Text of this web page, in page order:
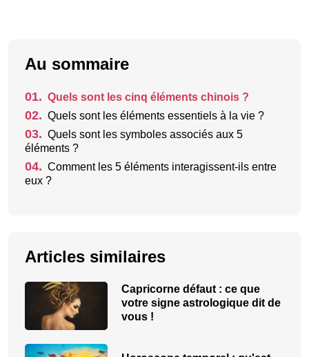
Au sommaire
01. Quels sont les cinq éléments chinois ?
02. Quels sont les éléments essentiels à la vie ?
03. Quels sont les symboles associés aux 5
éléments ?
04. Comment les 5 éléments interagissent-ils entre
eux ?
Articles similaires
Capricorne défaut : ce que
votre signe astrologique dit de
vous !